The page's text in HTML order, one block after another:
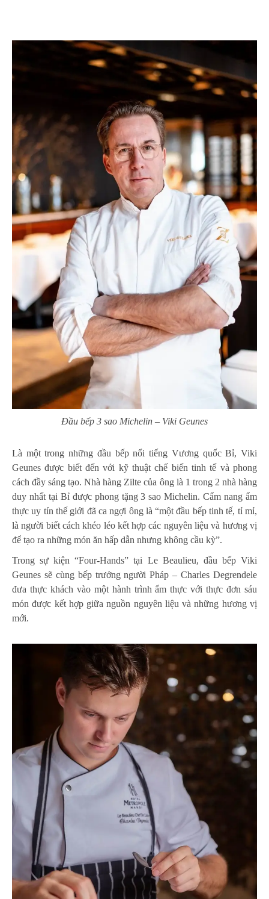
Đầu bếp 3 sao Michelin – Viki Geunes
Là một trong những đầu bếp nổi tiếng Vương quốc Bỉ, Viki
Geunes được biết đến với kỹ thuật chế biến tinh tế và phong
cách đầy sáng tạo. Nhà hàng Zilte của ông là 1 trong 2 nhà hàng
duy nhất tại Bỉ được phong tặng 3 sao Michelin. Cẩm nang ẩm
thực uy tín thế giới đã ca ngợi ông là “một đầu bếp tinh tế, tỉ mỉ,
là người biết cách khéo léo kết hợp các nguyên liệu và hương vị
để tạo ra những món ăn hấp dẫn nhưng không cầu kỳ”.
Trong sự kiện “Four-Hands” tại Le Beaulieu, đầu bếp Viki
Geunes sẽ cùng bếp trưởng người Pháp – Charles Degrendele
đưa thực khách vào một hành trình ẩm thực với thực đơn sáu
món được kết hợp giữa nguồn nguyên liệu và những hương vị
mới.